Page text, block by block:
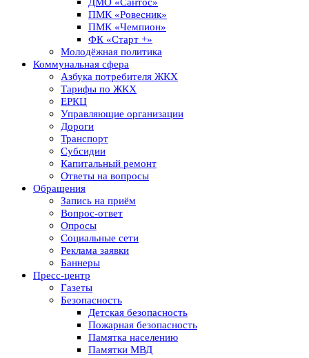
ДМО «Сантос»
ПМК «Ровесник»
ПМК «Чемпион»
ФК «Старт +»
Молодёжная политика
Коммунальная сфера
Азбука потребителя ЖКХ
Тарифы по ЖКХ
ЕРКЦ
Управляющие организации
Дороги
Транспорт
Субсидии
Капитальный ремонт
Ответы на вопросы
Обращения
Запись на приём
Вопрос-ответ
Опросы
Социальные сети
Реклама заявки
Баннеры
Пресс-центр
Газеты
Безопасность
Детская безопасность
Пожарная безопасность
Памятка населению
Памятки МВД